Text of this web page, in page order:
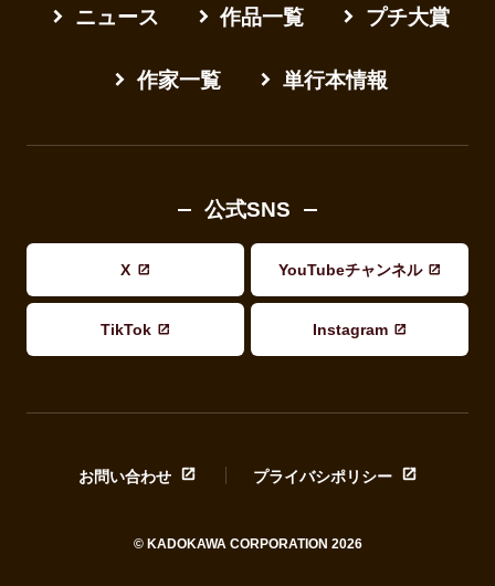
ニュース 作品一覧 プチ大賞
作家一覧 単行本情報
公式SNS
X YouTubeチャンネル
TikTok Instagram
お問い合わせ プライバシポリシー
© KADOKAWA CORPORATION 2026